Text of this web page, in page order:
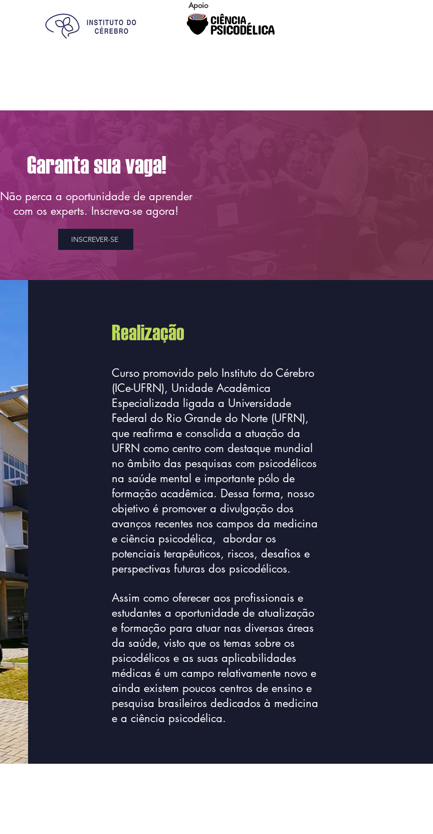
Apoio
Garanta sua vaga!
Não perca a oportunidade de aprender
com os experts. Inscreva-se agora!
INSCREVER-SE
Realização
Curso promovido pelo Instituto do Cérebro
(ICe-UFRN), Unidade Acadêmica
Especializada ligada a Universidade
Federal do Rio Grande do Norte (UFRN),
que reafirma e consolida a atuação da
UFRN como centro com destaque mundial
no âmbito das pesquisas com psicodélicos
na saúde mental e importante pólo de
formação acadêmica. Dessa forma, nosso
objetivo é promover a divulgação dos
avanços recentes nos campos da medicina
e ciência psicodélica, abordar os
potenciais terapêuticos, riscos, desafios e
perspectivas futuras dos psicodélicos.
Assim como oferecer aos profissionais e
estudantes a oportunidade de atualização
e formação para atuar nas diversas áreas
da saúde, visto que os temas sobre os
psicodélicos e as suas aplicabilidades
médicas é um campo relativamente novo e
ainda existem poucos centros de ensino e
pesquisa brasileiros dedicados à medicina
e a ciência psicodélica.